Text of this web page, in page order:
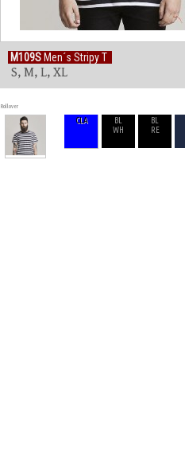
M109S Men´s Stripy T
S, M, L, XL
Rollover
CLA
BL
WH
BL
RE